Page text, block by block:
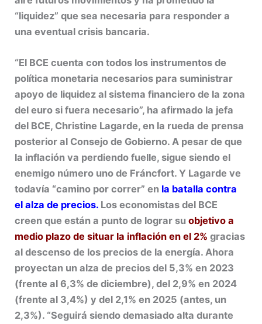
“liquidez” que sea necesaria para responder a
una eventual crisis bancaria.
“El BCE cuenta con todos los instrumentos de
política monetaria necesarios para suministrar
apoyo de liquidez al sistema financiero de la zona
del euro si fuera necesario”, ha afirmado la jefa
del BCE, Christine Lagarde, en la rueda de prensa
posterior al Consejo de Gobierno. A pesar de que
la inflación va perdiendo fuelle, sigue siendo el
enemigo número uno de Fráncfort. Y Lagarde ve
todavía “camino por correr” en la batalla contra
el alza de precios. Los economistas del BCE
creen que están a punto de lograr suobjetivo a
medio plazo de situar la inflación en el 2% gracias
al descenso de los precios de la energía. Ahora
proyectan un alza de precios del 5,3% en 2023
(frente al 6,3% de diciembre), del 2,9% en 2024
(frente al 3,4%) y del 2,1% en 2025 (antes, un
2,3%). “Seguirá siendo demasiado alta durante